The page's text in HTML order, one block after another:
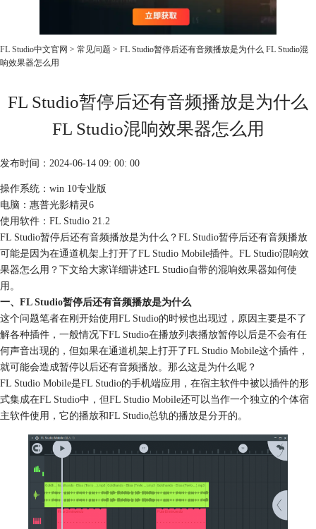
FL Studio中文官网 > 常见问题 > FL Studio暂停后还有音频播放是为什么 FL Studio混
响效果器怎么用
FL Studio暂停后还有音频播放是为什么
FL Studio混响效果器怎么用
发布时间：2024-06-14 09: 00: 00
操作系统：win 10专业版
电脑：惠普光影精灵6
使用软件：FL Studio 21.2
FL Studio暂停后还有音频播放是为什么？FL Studio暂停后还有音频播放
可能是因为在通道机架上打开了FL Studio Mobile插件。FL Studio混响效
果器怎么用？下文给大家详细讲述FL Studio自带的混响效果器如何使
用。
一、FL Studio暂停后还有音频播放是为什么
这个问题笔者在刚开始使用FL Studio的时候也出现过，原因主要是不了
解各种插件，一般情况下FL Studio在播放列表播放暂停以后是不会有任
何声音出现的，但如果在通道机架上打开了FL Studio Mobile这个插件，
就可能会造成暂停以后还有音频播放。那么这是为什么呢？
FL Studio Mobile是FL Studio的手机端应用，在宿主软件中被以插件的形
式集成在FL Studio中，但FL Studio Mobile还可以当作一个独立的个体宿
主软件使用，它的播放和FL Studio总轨的播放是分开的。